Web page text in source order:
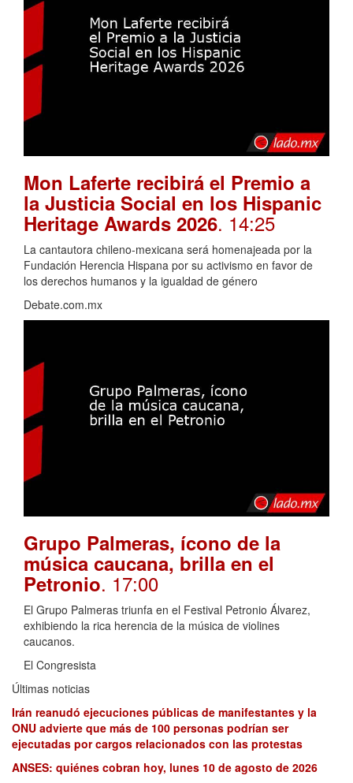
Mon Laferte recibirá el Premio a
la Justicia Social en los Hispanic
Heritage Awards 2026. 14:25
La cantautora chileno-mexicana será homenajeada por la
Fundación Herencia Hispana por su activismo en favor de
los derechos humanos y la igualdad de género
Debate.com.mx
Grupo Palmeras, ícono de la
música caucana, brilla en el
Petronio. 17:00
El Grupo Palmeras triunfa en el Festival Petronio Álvarez,
exhibiendo la rica herencia de la música de violines
caucanos.
El Congresista
Últimas noticias
Irán reanudó ejecuciones públicas de manifestantes y la
ONU advierte que más de 100 personas podrían ser
ejecutadas por cargos relacionados con las protestas
ANSES: quiénes cobran hoy, lunes 10 de agosto de 2026